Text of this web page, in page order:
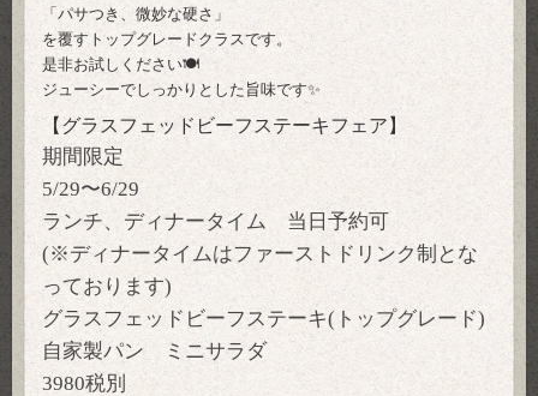
「パサつき、微妙な硬さ」
を覆すトップグレードクラスです。
是非お試しください🍽️
ジューシーでしっかりとした旨味です✨
【 グラスフェッドビーフステーキフェア】
期間限定
5/29〜6/29
ランチ、ディナータイム 当日予約可
(※ディナータイムはファーストドリンク制とな
っております)
グラスフェッドビーフステーキ(トップグレード)
自家製パン ミニサラダ
3980税別